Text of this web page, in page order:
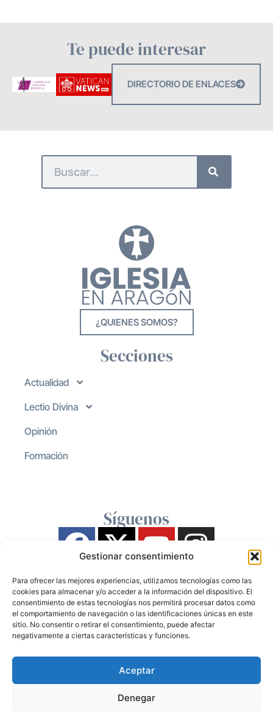
Gestionar consentimiento
Para ofrecer las mejores experiencias, utilizamos tecnologías como las
cookies para almacenar y/o acceder a la información del dispositivo. El
consentimiento de estas tecnologías nos permitirá procesar datos como
el comportamiento de navegación o las identificaciones únicas en este
sitio. No consentir o retirar el consentimiento, puede afectar
negativamente a ciertas características y funciones.
Aceptar
Denegar
Te puede interesar
DIRECTORIO DE ENLACES
¿QUIENES SOMOS?
Secciones
Actualidad
Lectio Divina
Opinión
Formación
Síguenos